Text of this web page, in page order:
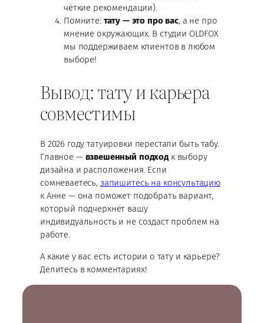
чёткие рекомендации).
Помните: тату — это про вас, а не про
мнение окружающих. В студии OLDFOX
мы поддерживаем клиентов в любом
выборе!
Вывод: тату и карьера
совместимы
В 2026 году татуировки перестали быть табу.
Главное — взвешенный подходк выбору
дизайна и расположения. Если
сомневаетесь, запишитесь на консультацию
к Анне — она поможет подобрать вариант,
который подчеркнёт вашу
индивидуальность и не создаст проблем на
работе.
А какие у вас есть истории о тату и карьере?
Делитесь в комментариях!